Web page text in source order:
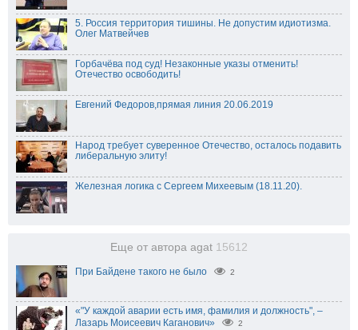
5. Россия территория тишины. Не допустим идиотизма.
Олег Матвейчев
Горбачёва под суд! Незаконные указы отменить!
Отечество освободить!
Евгений Федоров,прямая линия 20.06.2019
Народ требует суверенное Отечество, осталось подавить
либеральную элиту!
Железная логика с Сергеем Михеевым (18.11.20).
Еще от автора agat 15612
При Байдене такого не было 2
«"У каждой аварии есть имя, фамилия и должность", –
Лазарь Моисеевич Каганович»
2